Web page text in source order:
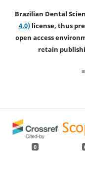
Brazilian Dental
4.0)license, thus
open access
retain
0